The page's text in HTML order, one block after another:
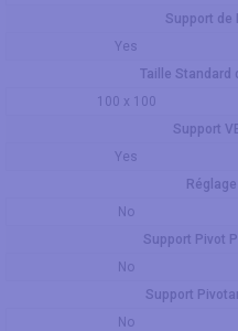
Support de
Yes
Taille Standard
100 x 100
Support
Yes
No
Support Pivot
No
Support
No